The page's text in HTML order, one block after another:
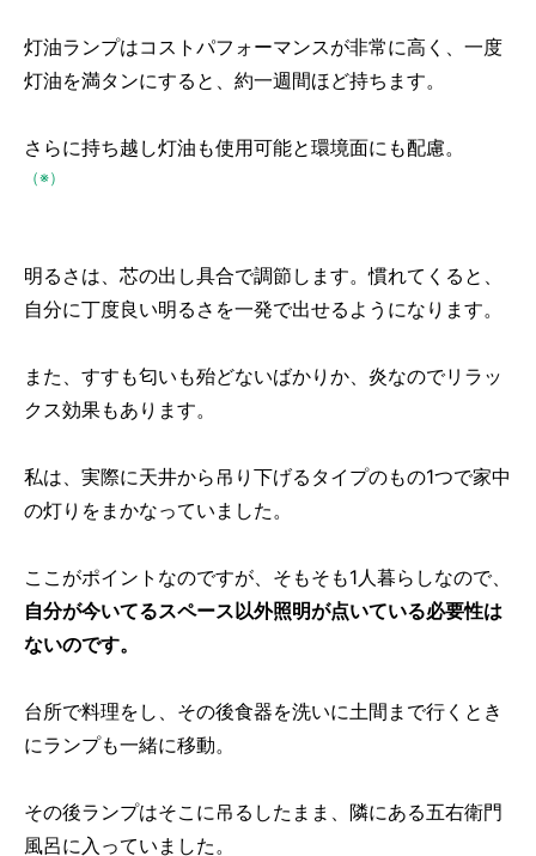
灯油ランプはコストパフォーマンスが非常に高く、一度
灯油を満タンにすると、約一週間ほど持ちます。
さらに持ち越し灯油も使用可能と環境面にも配慮。
（※）
明るさは、芯の出し具合で調節します。慣れてくると、
自分に丁度良い明るさを一発で出せるようになります。
また、すすも匂いも殆どないばかりか、炎なのでリラッ
クス効果もあります。
私は、実際に天井から吊り下げるタイプのもの1つで家中
の灯りをまかなっていました。
ここがポイントなのですが、そもそも1人暮らしなので、
自分が今いてるスペース以外照明が点いている必要性は
ないのです。
台所で料理をし、その後食器を洗いに土間まで行くとき
にランプも一緒に移動。
その後ランプはそこに吊るしたまま、隣にある五右衛門
風呂に入っていました。